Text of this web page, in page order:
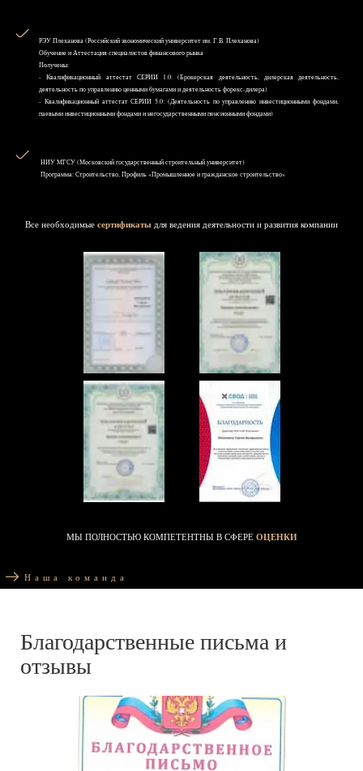
РЭУ Плеханова (Российский экономический университет им. Г.В. Плеханова)
Обучение и Аттестация специалистов финансового рынка
Получены:
- Квалификационный аттестат СЕРИИ 1.0: (Брокерская деятельность, дилерская деятельность,
деятельность по управлению ценными бумагами и деятельность форекс-дилера)
- Квалификационный аттестат СЕРИИ 5.0: (Деятельность по управлению инвестиционными фондами,
паевыми инвестиционными фондами и негосударственными пенсионными фондами)
НИУ MГСУ (Московский государственный строительный университет)
Программа: Строительство, Профиль «Промышленное и гражданское строительство»
Все необходимые сертификаты для ведения деятельности и развития компании
МЫ ПОЛНОСТЬЮ КОМПЕТЕНТНЫ В СФЕРЕ ОЦЕНКИ
Наша команда
Благодарственные письма и
отзывы